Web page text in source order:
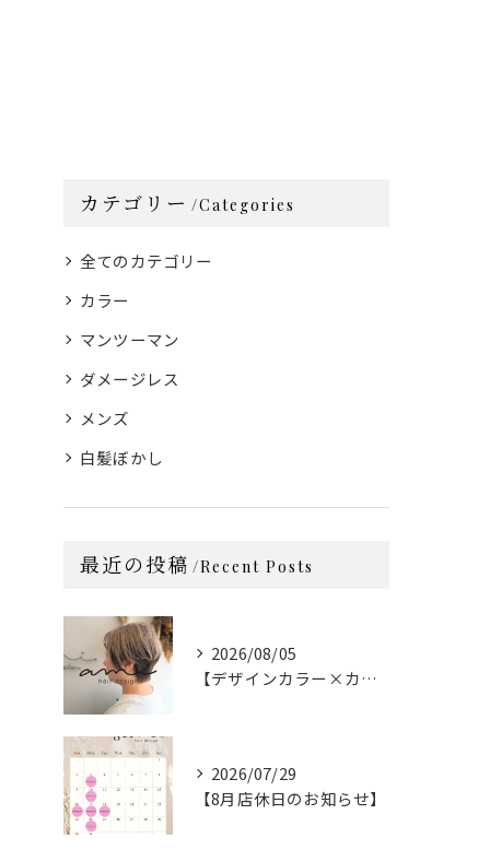
カテゴリー Categories
全てのカテゴリー
カラー
マンツーマン
ダメージレス
メンズ
白髪ぼかし
最近の投稿 Recent Posts
2026/08/05
【デザインカラー×カット】
2026/07/29
【8月店休日のお知らせ】